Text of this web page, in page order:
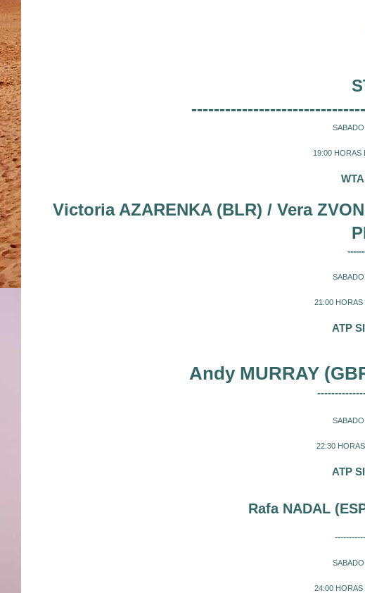
19:00 HORAS
Victoria AZARENKA (BLR) / Vera
21:00 HORAS
ATP
Andy MURRAY
22:30
ATP
Rafa NADAL
SABADO
24:00 HORAS